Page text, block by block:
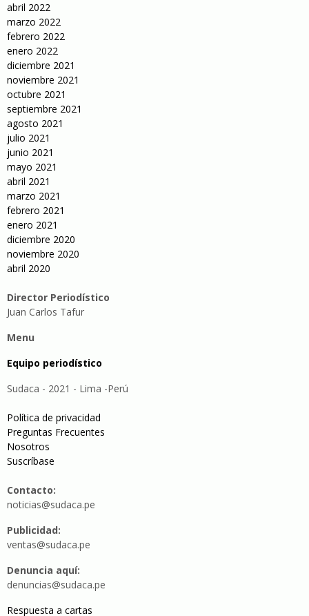
abril 2022
marzo 2022
febrero 2022
enero 2022
diciembre 2021
noviembre 2021
octubre 2021
septiembre 2021
agosto 2021
julio 2021
junio 2021
mayo 2021
abril 2021
marzo 2021
febrero 2021
enero 2021
diciembre 2020
noviembre 2020
abril 2020
Director Periodístico
Juan Carlos Tafur
Menu
Equipo periodístico
Sudaca - 2021 - Lima -Perú
Política de privacidad
Preguntas Frecuentes
Nosotros
Suscríbase
Contacto:
noticias@sudaca.pe
Publicidad:
ventas@sudaca.pe
Denuncia aquí:
denuncias@sudaca.pe
Respuesta a cartas